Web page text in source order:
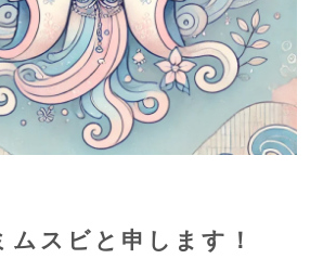
ムスビと申します！